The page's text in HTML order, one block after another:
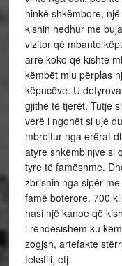
hinkë shkëmbore,
kishin hedhur me
vizitor që mbante
arre koko që kishte
këmbët m’u përplas
këpucëve. U
gjithë të tjerët. Tutje
verë i ngohët si ujë
mbrojtur nga erërat
atyre shkëmbinjve si
tyre të famëshme.
zbrisnin nga sipër
famë botërore, 700
hasi një kanoe që
i rëndësishëm ku
zogjsh, artefakte
tekstili, etj.